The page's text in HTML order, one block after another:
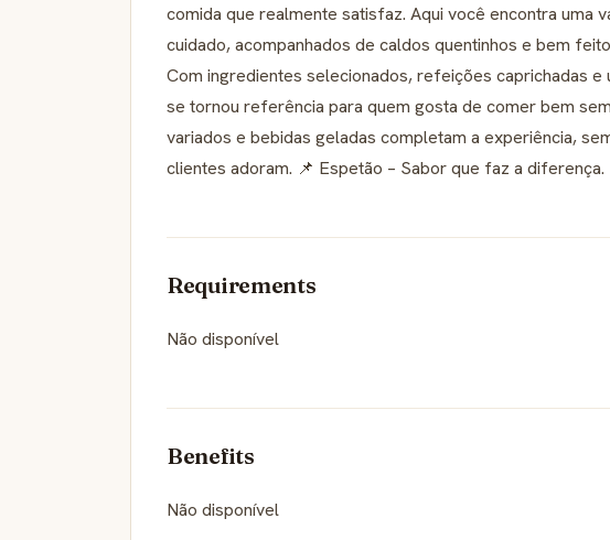
comida que realmente satisfaz. Aqui você encontra uma
cuidado, acompanhados de caldos quentinhos e bem
Com ingredientes selecionados, refeições caprichadas e
se tornou referência para quem gosta de comer bem
variados e bebidas geladas completam a experiência,
clientes adoram. 📌 Espetão – Sabor que faz a diferença.
Requirements
Não disponível
Benefits
Não disponível